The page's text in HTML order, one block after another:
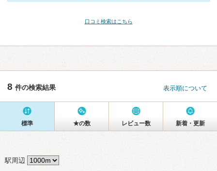
口コミ検索はこちら
8 件の検索結果 表示順について
標準 ★の数 レビュー数 新着・更新
駅周辺